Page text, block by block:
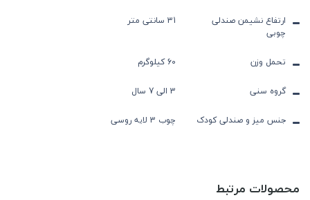
ارتفاع نشیمن صندلی
چوبی
31 سانتی متر
تحمل وزن
60 کیلوگرم
گروه سنی
3 الی 7 سال
جنس میز و صندلی کودک
چوب 3 لایه روسی
محصولات مرتبط